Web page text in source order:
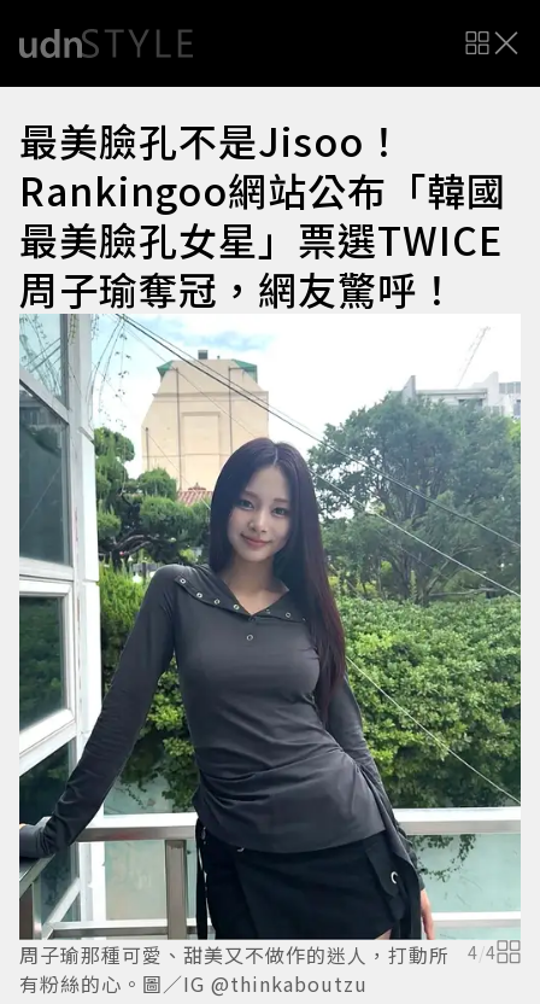
最美臉孔不是Jisoo！
Rankingoo網站公布「韓國
最美臉孔女星」票選TWICE
周子瑜奪冠，網友驚呼！
周子瑜那種可愛、甜美又不做作的迷人，打動所
有粉絲的心。圖／IG @thinkaboutzu
4/4